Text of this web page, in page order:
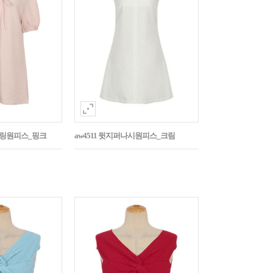
원피스_핑크 aw4511 뒷지퍼나시원피스_크림